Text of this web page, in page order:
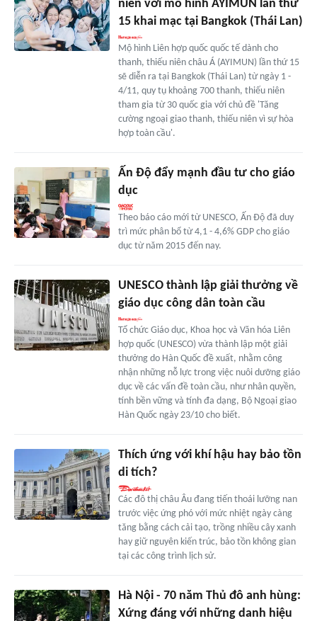
niên với mô hình AYIMUN lần thứ
15 khai mạc tại Bangkok (Thái Lan)
Mộ hình Liên hợp quốc quốc tế dành cho
thanh, thiếu niên châu Á (AYIMUN) lần thứ 15
sẽ diễn ra tại Bangkok (Thái Lan) từ ngày 1 -
4/11, quy tụ khoảng 700 thanh, thiếu niên
tham gia từ 30 quốc gia với chủ đề 'Tăng
cường ngoại giao thanh, thiếu niên vì sự hòa
hợp toàn cầu'.
Ấn Độ đẩy mạnh đầu tư cho giáo
dục
Theo báo cáo mới từ UNESCO, Ấn Độ đã duy
trì mức phân bổ từ 4,1 - 4,6% GDP cho giáo
dục từ năm 2015 đến nay.
UNESCO thành lập giải thưởng về
giáo dục công dân toàn cầu
Tổ chức Giáo dục, Khoa học và Văn hóa Liên
hợp quốc (UNESCO) vừa thành lập một giải
thưởng do Hàn Quốc đề xuất, nhằm công
nhận những nỗ lực trong việc nuôi dưỡng giáo
dục về các vấn đề toàn cầu, như nhân quyền,
tính bền vững và tính đa dạng, Bộ Ngoại giao
Hàn Quốc ngày 23/10 cho biết.
Thích ứng với khí hậu hay bảo tồn
di tích?
Các đô thị châu Âu đang tiến thoái lưỡng nan
trước việc ứng phó với mức nhiệt ngày càng
tăng bằng cách cải tạo, trồng nhiều cây xanh
hay giữ nguyên kiến trúc, bảo tồn không gian
tại các công trình lịch sử.
Hà Nội - 70 năm Thủ đô anh hùng:
Xứng đáng với những danh hiệu